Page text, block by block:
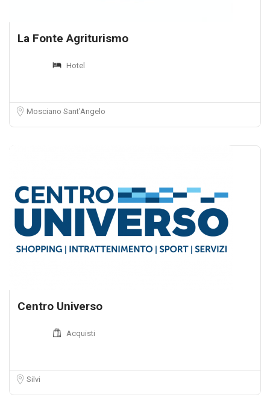
La Fonte Agriturismo
Hotel
Mosciano Sant'Angelo
Centro Universo
Acquisti
Silvi